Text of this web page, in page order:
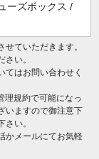
ーズボックス /
ていただきます。
い。
はお問い合わせく
理規約で可能になっ
いますので御注意下
い。
かメールにてお気軽